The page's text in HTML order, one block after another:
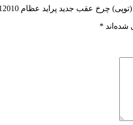
چرخ عقب جدید پراید عظام 3112010”
شده‌اند *